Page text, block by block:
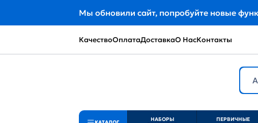
Мы обновили сайт, попробуйте новые
КачествоОплатаДоставкаО НасКонтакты
НАБОРЫ
ПЕРВИЧНЫЕ